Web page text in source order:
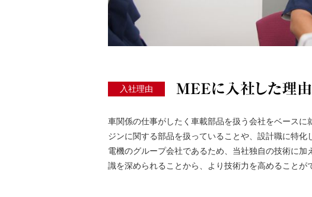
入社理由
車関係の仕事がしたく車載部品を扱う会社をベース
ジンに関する部品を扱っていることや、設計職に特
電機のグループ会社であるため、当社独自の技術に
識を深められることから、より技術力を高めることが